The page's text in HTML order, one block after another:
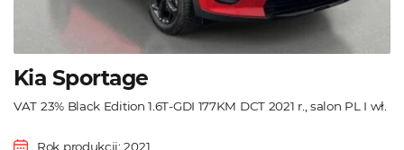
Kia Sportage
VAT 23% Black Edition 1.6T-GDI 177KM DCT 2021 r., salon PL I wł.
Rok produkcji: 2021